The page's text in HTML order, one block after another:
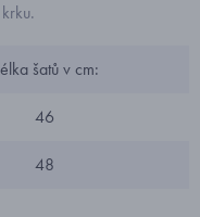
šatů v cm:
46
48